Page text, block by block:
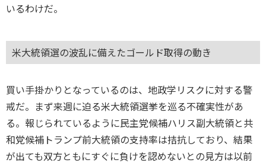
いるわけだ。
米大統領選の波乱に備えたゴールド取得の動き
買い手掛かりとなっているのは、地政学リスクに対する警
戒だ。まず来週に迫る米大統領選挙を巡る不確実性があ
る。報じられているように民主党候補ハリス副大統領と共
和党候補トランプ前大統領の支持率は拮抗しており、結果
が出ても双方ともにすぐに負けを認めないとの見方は以前